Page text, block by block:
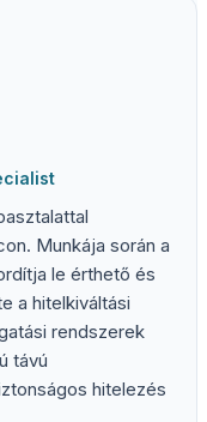
Munkája során a
le érthető és
a hitelkiváltási
rendszerek
távú
hitelezés